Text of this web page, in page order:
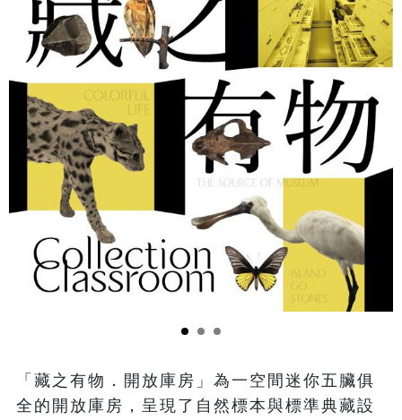
「藏之有物．開放庫房」為一空間迷你五臟俱
全的開放庫房，呈現了自然標本與標準典藏設